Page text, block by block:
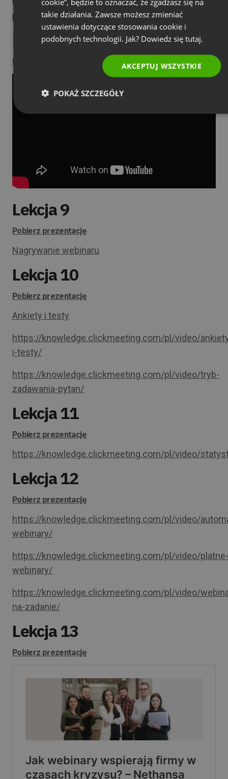
prezenterami/
Lekcja 8
Pobierz prezentację
Lekcja 9
Pobierz prezentację
Nagrywanie webinaru
Lekcja 10
Pobierz prezentację
Ankiety i testy
https://knowledge.clickmeeting.com/pl/video/
i-testy/
https://knowledge.clickmeeting.com/pl/video/tryb-
zadawania-pytan/
Lekcja 11
Pobierz prezentację
https://knowledge.clickmeeting.com/pl/video/
Lekcja 12
Pobierz prezentację
https://knowledge.clickmeeting.com/pl/video/
webinary/
https://knowledge.clickmeeting.com/pl/video/platne-
webinary/
https://knowledge.clickmeeting.com/pl/video/
na-zadanie/
Lekcja 13
Pobierz prezentację
RUSSIAN
takie działania. Zawsze możesz zmieniać
ustawienia dotyczące stosowania cookie i
podobnych technologii. Jak? Dowiedz się tutaj.
AKCEPTUJ WSZYSTKIE
POKAŻ SZCZEGÓŁY